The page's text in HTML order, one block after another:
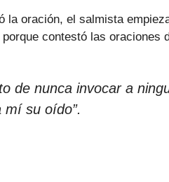
la oración, el salmista
contestó las oraciones
de nunca invocar a
mí su oído”.